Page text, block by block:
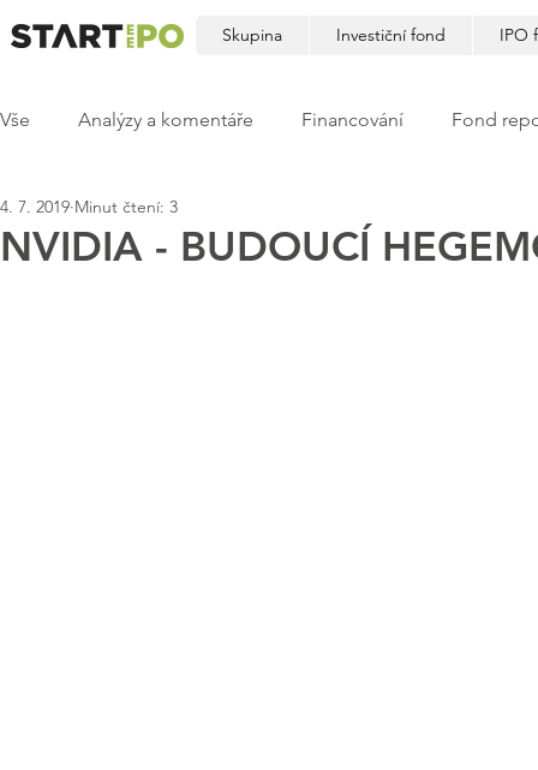
Skupina Investiční fond IPO
Vše Analýzy a komentáře Financování Fond
NVIDIA - BUDOUCÍ
4. 7. 2019 Minut čtení: 3